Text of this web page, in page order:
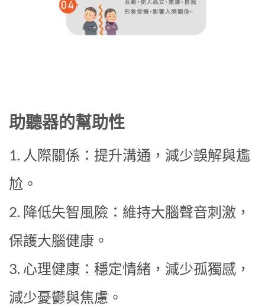
助聽器的幫助性
1. 人際關係：提升溝通，減少誤解與尷
尬。
2. 降低失智風險：維持大腦聲音刺激，
保護大腦健康。
3. 心理健康：穩定情緒，減少孤獨感，
減少憂鬱與焦慮。